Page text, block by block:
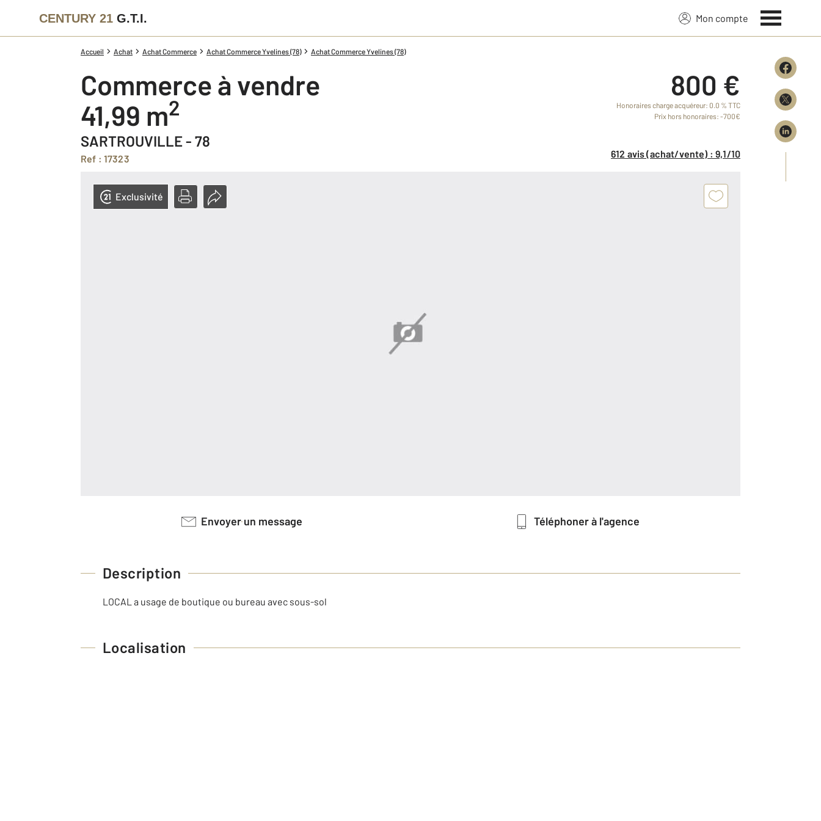
CENTURY 21 G.T.I. Mon compte
Accueil Achat Achat Commerce Achat Commerce Yvelines (78) Achat Commerce Yvelines (78)
Commerce à vendre
41,99 m2
SARTROUVILLE - 78
Ref : 17323
800 €
Honoraires charge acquéreur: 0.0 % TTC
Prix hors honoraires: -700€
612 avis (achat/vente) : 9,1/10
Exclusivité
Envoyer un message Téléphoner à l'agence
Description
LOCAL a usage de boutique ou bureau avec sous-sol
Localisation